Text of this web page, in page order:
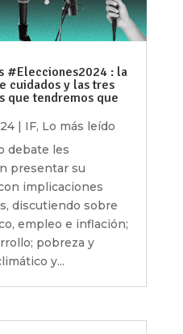
#Elecciones2024 : la
cuidados y las tres
que tendremos que
| IF, Lo más leído
debate les
presentar su
implicaciones
discutiendo sobre
empleo e inflación;
pobreza y
y...